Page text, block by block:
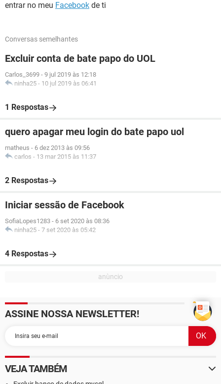
entrar no meu Facebook de ti
Conversas semelhantes
Excluir conta de bate papo do UOL
Carlos_3699 - 9 jul 2019 às 12:18
ninha25 - 10 jul 2019 às 06:41
1 Respostas
quero apagar meu login do bate papo uol
matheus - 6 dez 2013 às 09:56
carlos - 13 mar 2015 às 11:37
2 Respostas
Iniciar sessão de Facebook
SofiaLopes1283 - 6 set 2020 às 08:36
ninha25 - 7 set 2020 às 05:42
4 Respostas
ASSINE NOSSA NEWSLETTER!
VEJA TAMBÉM